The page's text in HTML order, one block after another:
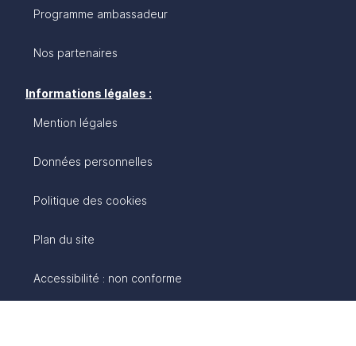
Programme ambassadeur
Nos partenaires
Informations légales :
Mention légales
Données personnelles
Politique des cookies
Plan du site
Accessibilité : non conforme